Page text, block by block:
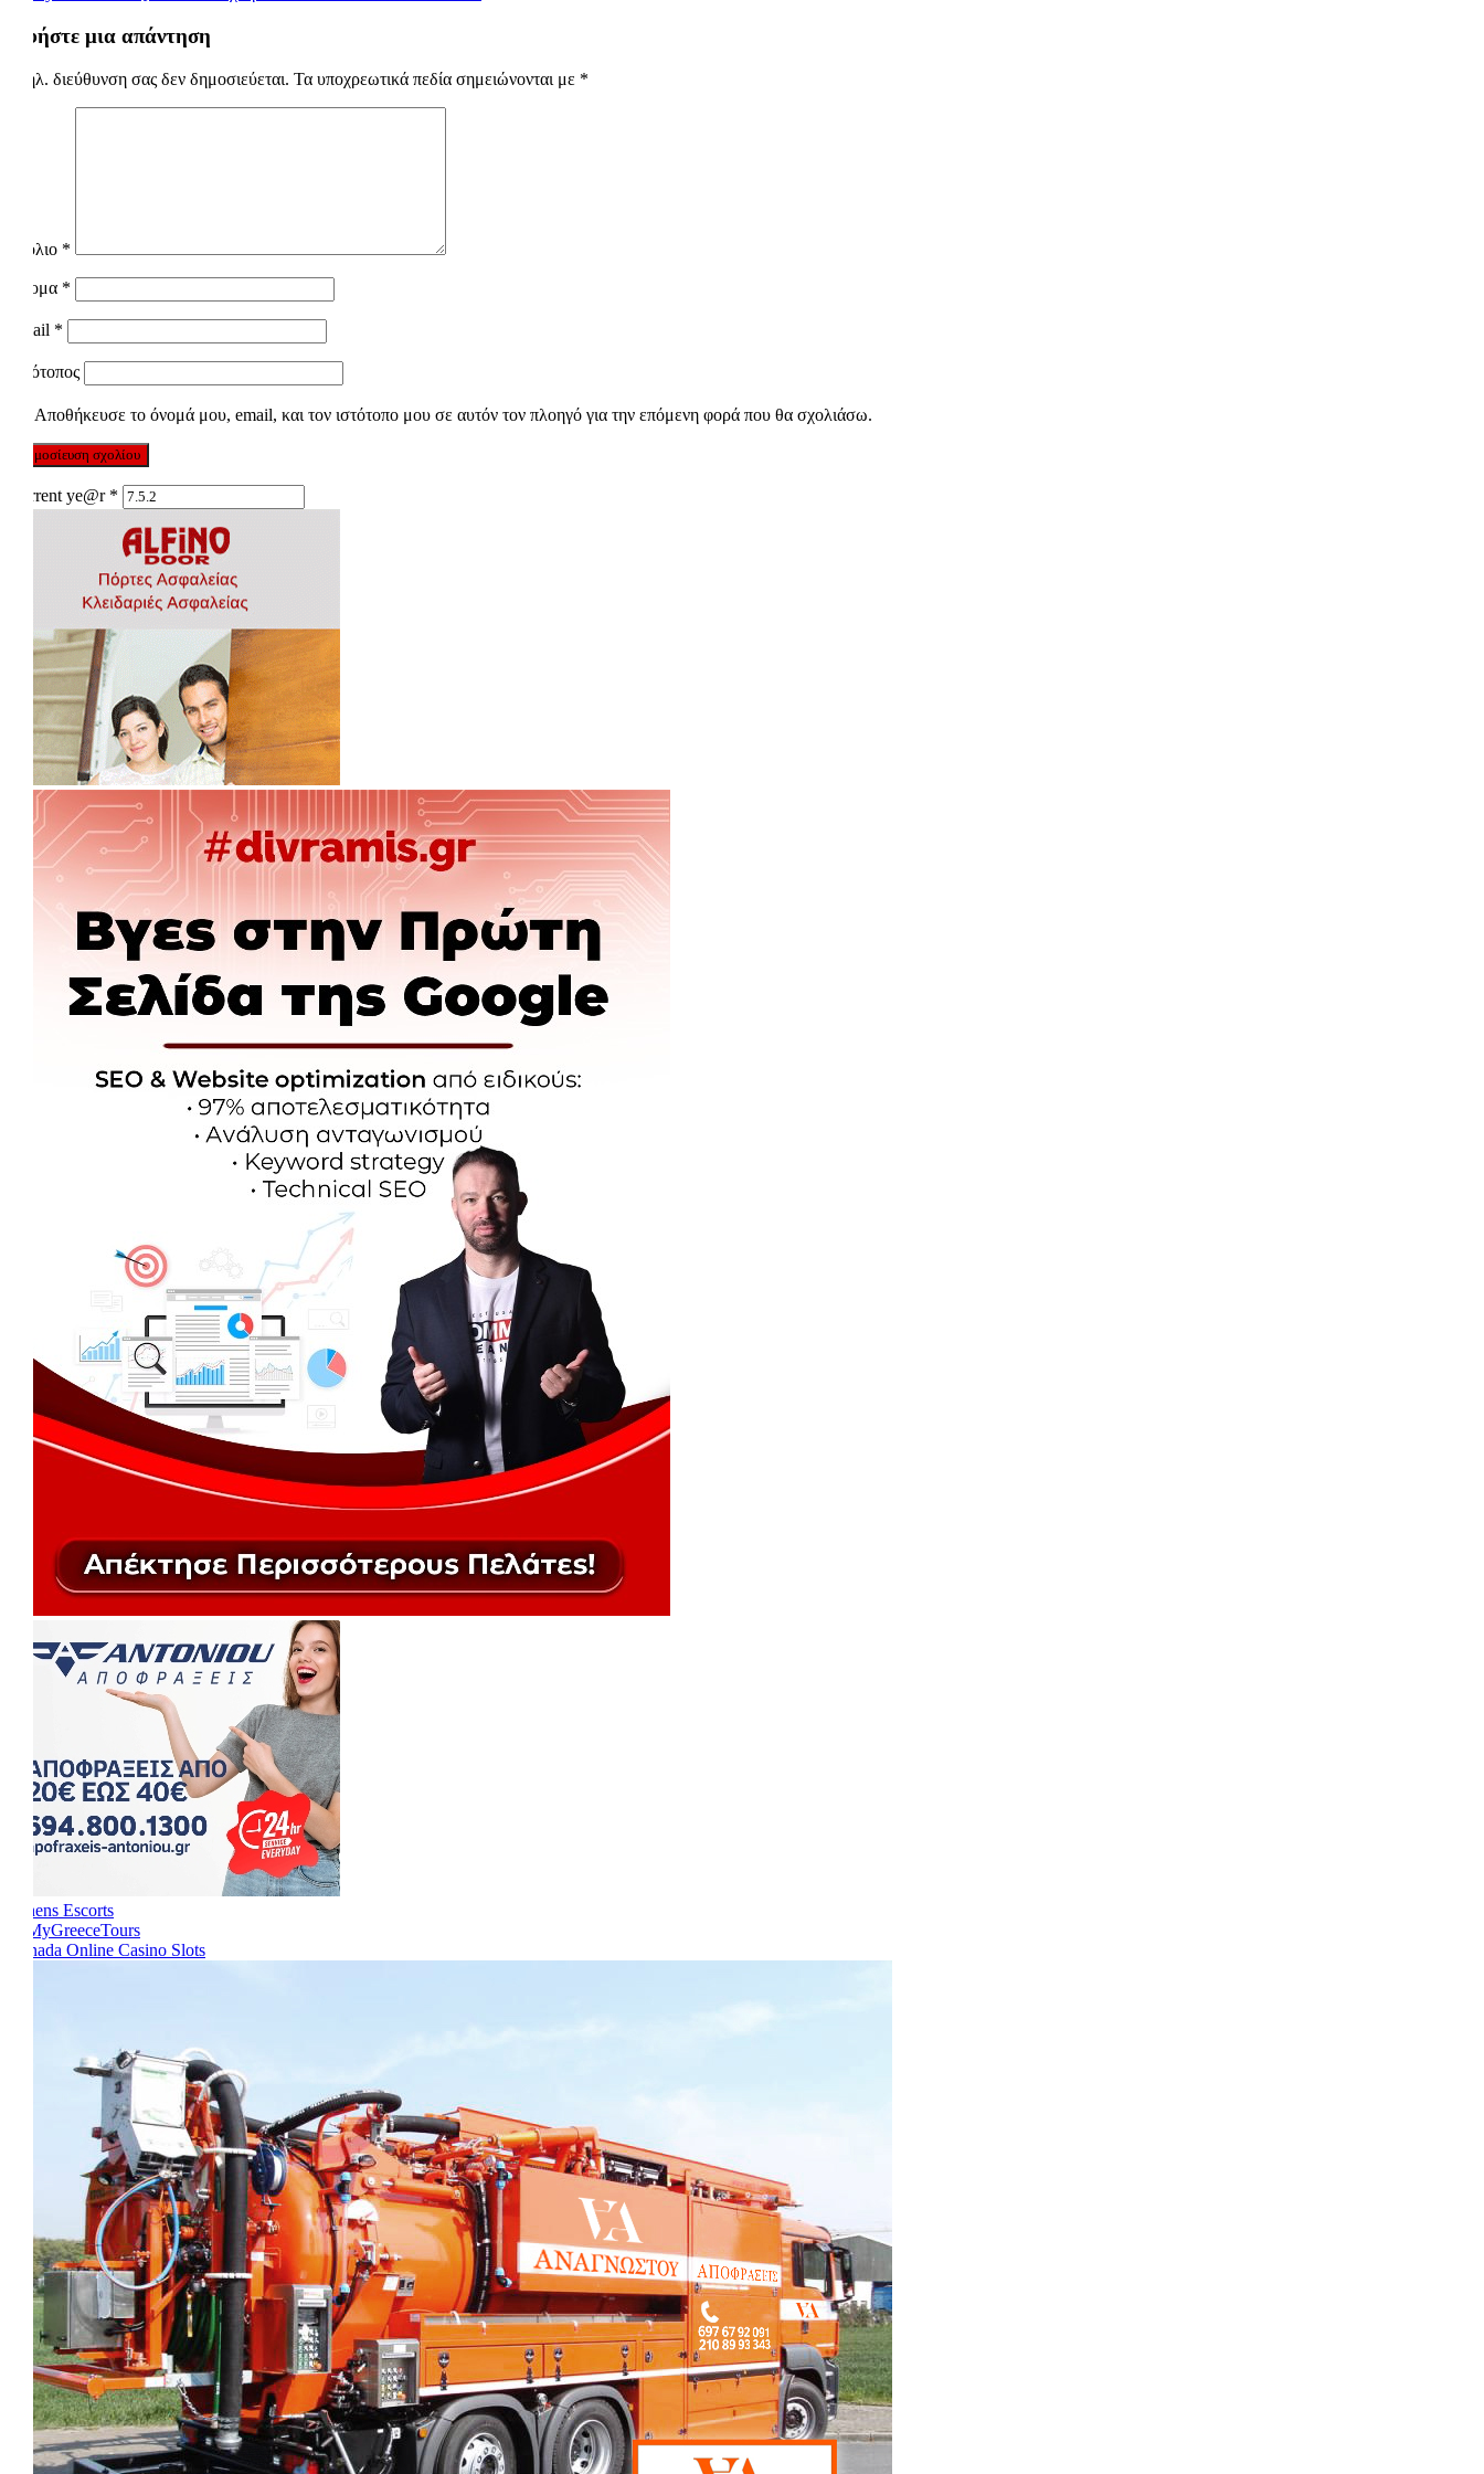
άρθρων
Αφήστε μια απάντηση
Η ηλ. διεύθυνση σας δεν δημοσιεύεται. Τα υποχρεωτικά πεδία σημειώνονται με *
Σχόλιο *
Όνομα *
Email *
Ιστότοπος
Αποθήκευσε το όνομά μου, email, και τον ιστότοπο μου σε αυτόν τον πλοηγό για την επόμενη φορά που θα σχολιάσω.
Current ye@r *
Athens Escorts
Canada Online Casino Slots